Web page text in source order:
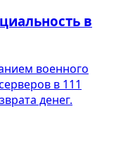
в
военного
в 111
денег.